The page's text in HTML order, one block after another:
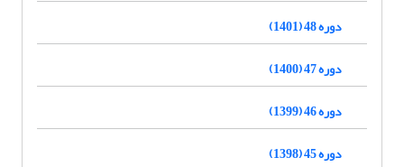
دوره 48 (1401)
دوره 47 (1400)
دوره 46 (1399)
دوره 45 (1398)